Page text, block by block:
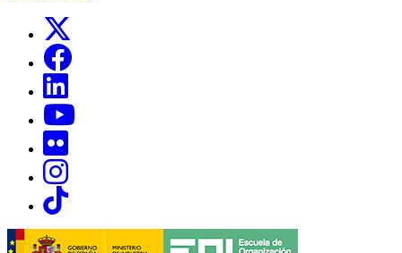
Links, Opens in this window
Links, Opens in this window
Links, Opens in this window
Links, Opens in this window
Links, Opens in this window